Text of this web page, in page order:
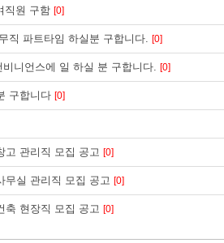
직원 구함 [0]
직 파트타임 하실분 구합니다. [0]
니언스에 일 하실 분 구합니다. [0]
구합니다 [0]
고 관리직 모집 공고 [0]
무실 관리직 모집 공고 [0]
축 현장직 모집 공고 [0]